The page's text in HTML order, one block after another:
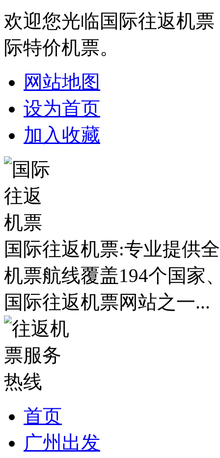
欢迎您光临国际往返机
际特价机票。
网站地图
设为首页
加入收藏
国际往返机票:专业提供
机票航线覆盖194个国家
国际往返机票网站之一...
首页
广州出发